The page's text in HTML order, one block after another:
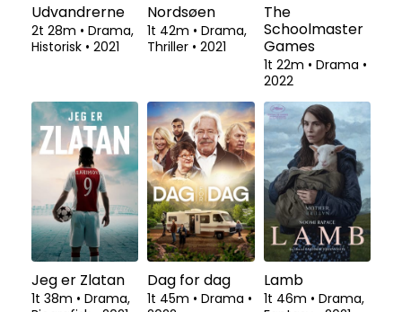
Udvandrerne
2t 28m • Drama,
Historisk • 2021
Nordsøen
1t 42m • Drama,
Thriller • 2021
The
Schoolmaster
Games
1t 22m • Drama •
2022
Jeg er Zlatan
1t 38m • Drama,
Dag for dag
1t 45m • Drama •
Lamb
1t 46m • Drama,